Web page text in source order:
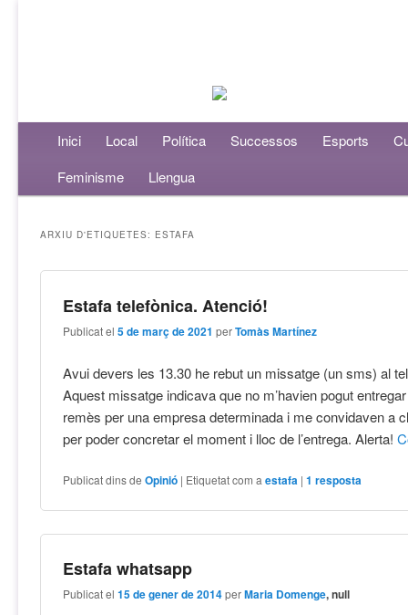
Menú principalAneu al contingut principal
Aneu al contingut secundari
Inici Local Política Successos Esports
Feminisme
Llengua
ARXIU D'ETIQUETES: ESTAFA
Estafa telefònica. Atenció!
Publicat el5 de març de 2021 perTomàs Martínez
Avui devers les 13.30 he rebut un missatge (un sms) al
Aquest missatge indicava que no m’havien pogut
remès per una empresa determinada i me convidaven a
per poder concretar el moment i lloc de l’entrega. Alerta!
Publicat dins de Opinió | Etiquetat com a estafa |1 resposta
Estafa whatsapp
Publicat el15 de gener de 2014 perMaria Domenge, null